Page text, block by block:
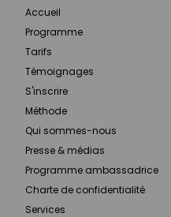
Accueil
Programme
Tarifs
Témoignages
S'inscrire
Méthode
Qui sommes-nous
Presse & médias
Programme ambassadrice
Charte de confidentialité
Services